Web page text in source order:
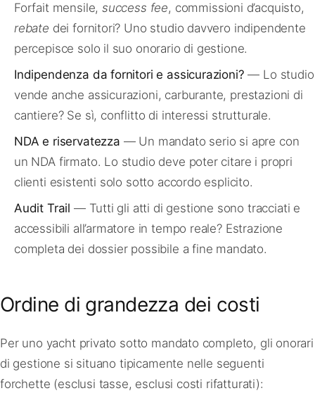
Forfait mensile,success fee, commissioni d’acquisto,
rebate dei fornitori? Uno studio davvero indipendente
percepisce solo il suo onorario di gestione.
Indipendenza da fornitori e assicurazioni? — Lo studio
vende anche assicurazioni, carburante, prestazioni di
cantiere? Se sì, conflitto di interessi strutturale.
NDA e riservatezza — Un mandato serio si apre con
un NDA firmato. Lo studio deve poter citare i propri
clienti esistenti solo sotto accordo esplicito.
Audit Trail — Tutti gli atti di gestione sono tracciati e
accessibili all’armatore in tempo reale? Estrazione
completa dei dossier possibile a fine mandato.
Ordine di grandezza dei costi
Per uno yacht privato sotto mandato completo, gli onorari
di gestione si situano tipicamente nelle seguenti
forchette (esclusi tasse, esclusi costi rifatturati):